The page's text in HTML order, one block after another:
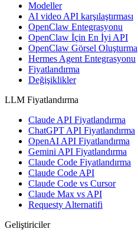
Modeller
AI video API karşılaştırması
OpenClaw Entegrasyonu
OpenClaw İçin En İyi API
OpenClaw Görsel Oluşturma
Hermes Agent Entegrasyonu
Fiyatlandırma
Değişiklikler
LLM Fiyatlandırma
Claude API Fiyatlandırma
ChatGPT API Fiyatlandırma
OpenAI API Fiyatlandırma
Gemini API Fiyatlandırma
Claude Code Fiyatlandırma
Claude Code API
Claude Code vs Cursor
Claude Max vs API
Requesty Alternatifi
Geliştiriciler